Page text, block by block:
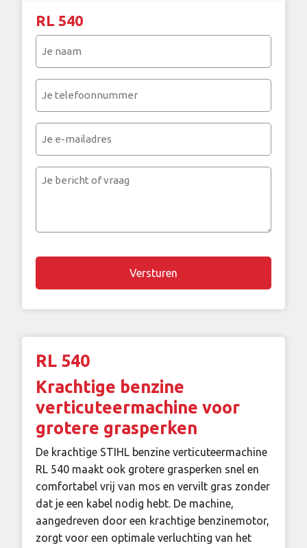
RL 540
(Vereist)
(Vereist)
mailadres
Je
Chapta
RL 540
Krachtige benzine
verticuteermachine voor
grotere grasperken
De krachtige STIHL benzine verticuteermachine
RL 540 maakt ook grotere grasperken snel en
comfortabel vrij van mos en vervilt gras zonder
dat je een kabel nodig hebt. De machine,
aangedreven door een krachtige benzinemotor,
zorgt voor een optimale verluchting van het